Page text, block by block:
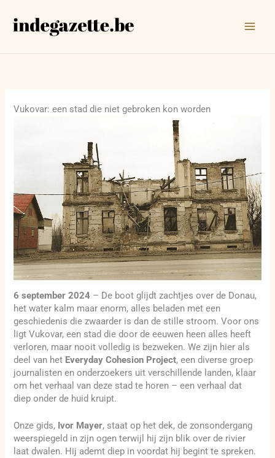
naar
Vukovar: een stad die niet gebroken kon worden
6 september 2024 – De boot glijdt zachtjes over de Donau,
het water kalm maar enorm, alles beladen met een
geschiedenis die zwaarder is dan de stille stroom. Voor ons
ligt Vukovar, een stad die door de eeuwen heen alles heeft
verloren, maar nooit volledig is bezweken. We zijn hier als
deel van het Everyday Cohesion Project, een diverse groep
journalisten en onderzoekers uit verschillende landen, klaar
om het verhaal van deze stad te horen – een verhaal dat
diep onder de huid kruipt.
Onze gids, Ivor Mayer, staat op het dek, de zonsondergang
weerspiegeld in zijn ogen terwijl hij zijn blik over de rivier
laat dwalen. Hij ademt diep in voordat hij begint te spreken.